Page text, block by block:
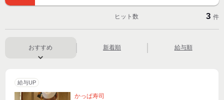
ヒット数 3 件
おすすめ 新着順 給与順
給与UP
かっぱ寿司